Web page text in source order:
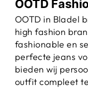
OOTD
OOTD in Bladel
high fashion
fashionable en
perfecte jeans
bieden wij
outfit compleet